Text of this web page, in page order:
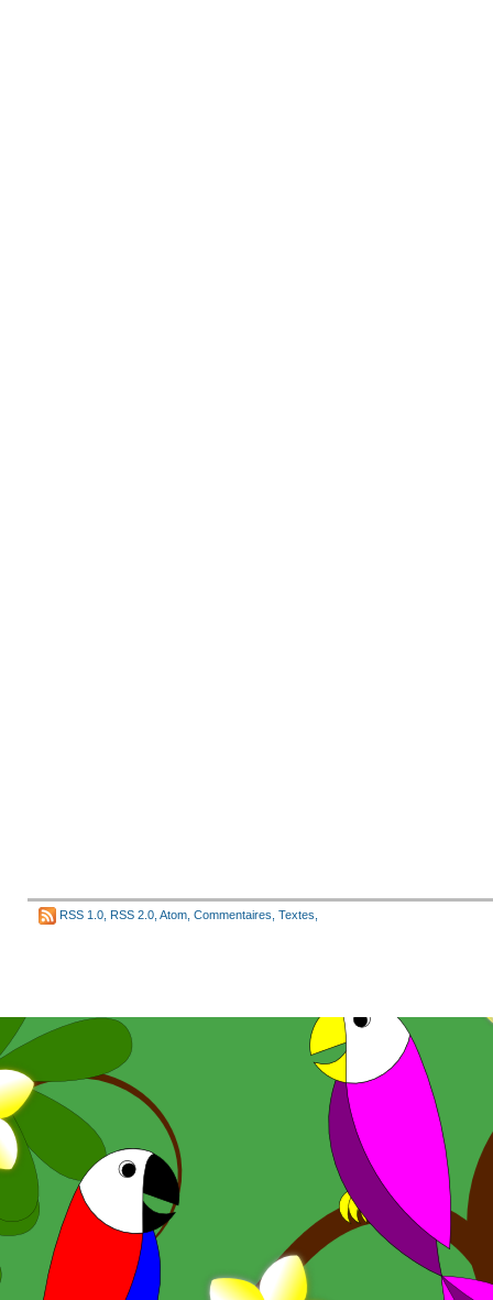
RSS 1.0 RSS 2.0 Atom Commentaires Textes